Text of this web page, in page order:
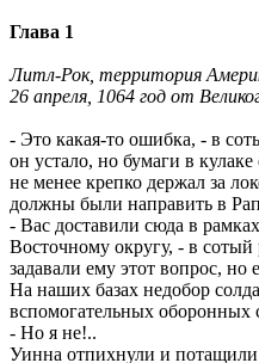
Глава 1
Литл-Рок, территория
26 апреля, 1064 год от
- Это какая-то ошибка, - в
он устало, но бумаги в
не менее крепко держал за
должны были направить в
- Вас доставили сюда в
Восточному округу, - в сотый
задавали ему этот вопрос,
На наших базах недобор
вспомогательных
- Но я не!..
Уинна отпихнули и потащили